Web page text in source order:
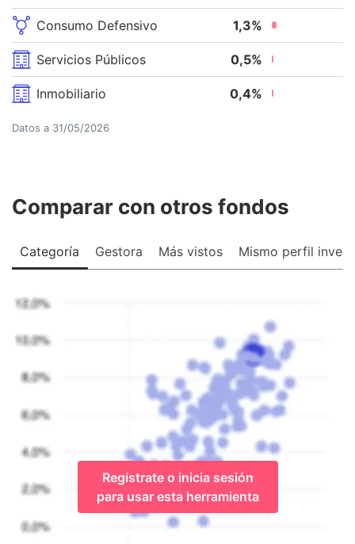
Consumo Defensivo 1,3%
Servicios Públicos 0,5%
Inmobiliario 0,4%
Datos a 31/05/2026
Comparar con otros fondos
Categoría Gestora Más vistos Mismo perfil
Regístrate o inicia sesión
para usar esta herramienta